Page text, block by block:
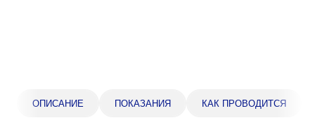
+7 (4742) 55-55-43
ОПИСАНИЕ ПОКАЗАНИЯ КАК ПРОВОДИТСЯ